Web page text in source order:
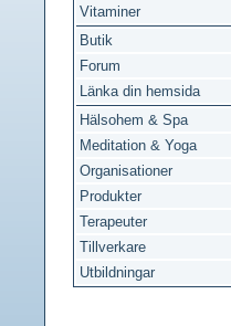
Vitaminer
Butik
Forum
Länka din hemsida
Hälsohem & Spa
Meditation & Yoga
Organisationer
Produkter
Terapeuter
Tillverkare
Utbildningar